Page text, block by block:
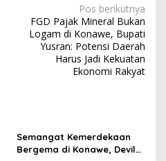
Pos berikutnya
FGD Pajak Mineral Bukan
Logam di Konawe, Bupati
Yusran: Potensi Daerah
Harus Jadi Kekuatan
Ekonomi Rakyat
Semangat Kemerdekaan
Bergema di Konawe, Devile